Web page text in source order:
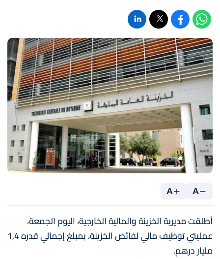
A
A
أطلقت مديرية الخزينة والمالية الخارجية، اليوم الجمعة،
عمليتي توظيف مالي لفائض الخزينة، بمبلغ إجمالي قدره 1,4
مليار درهم.